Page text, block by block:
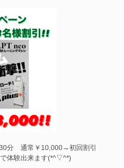
分 通常￥10,000→初回割引
で体験出来ます(*^▽^*)